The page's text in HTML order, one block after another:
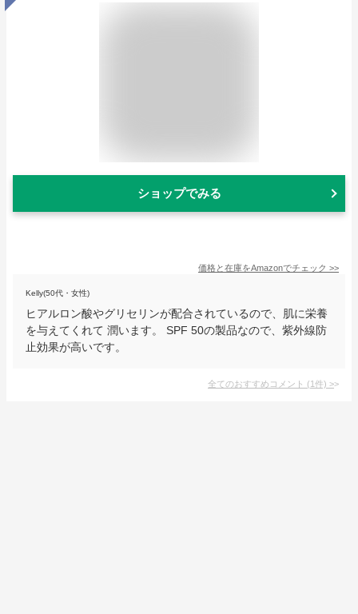
ショップでみる
価格と在庫をAmazonでチェック >>
Kelly(50代・女性)
ヒアルロン酸やグリセリンが配合されているので、肌に栄養
を与えてくれて 潤います。 SPF 50の製品なので、紫外線防
止効果が高いです。
全てのおすすめコメント (1件) >